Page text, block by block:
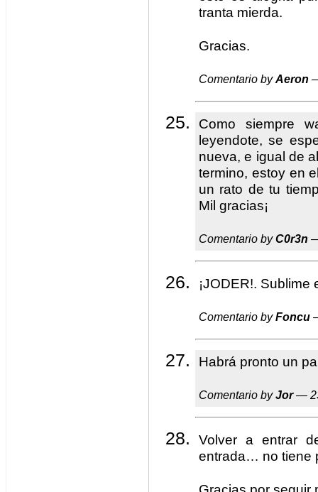
tranta mierda.
Gracias.
Comentario byAeron
Como siempre
leyendote, se
nueva, e igual de
termino, estoy en
un rato de tu
Mil gracias¡
Comentario byC0r3n
¡JODER!. Sublime
Comentario byFoncu
Habrá pronto un
Comentario byJor—
Volver a entrar
entrada… no tiene